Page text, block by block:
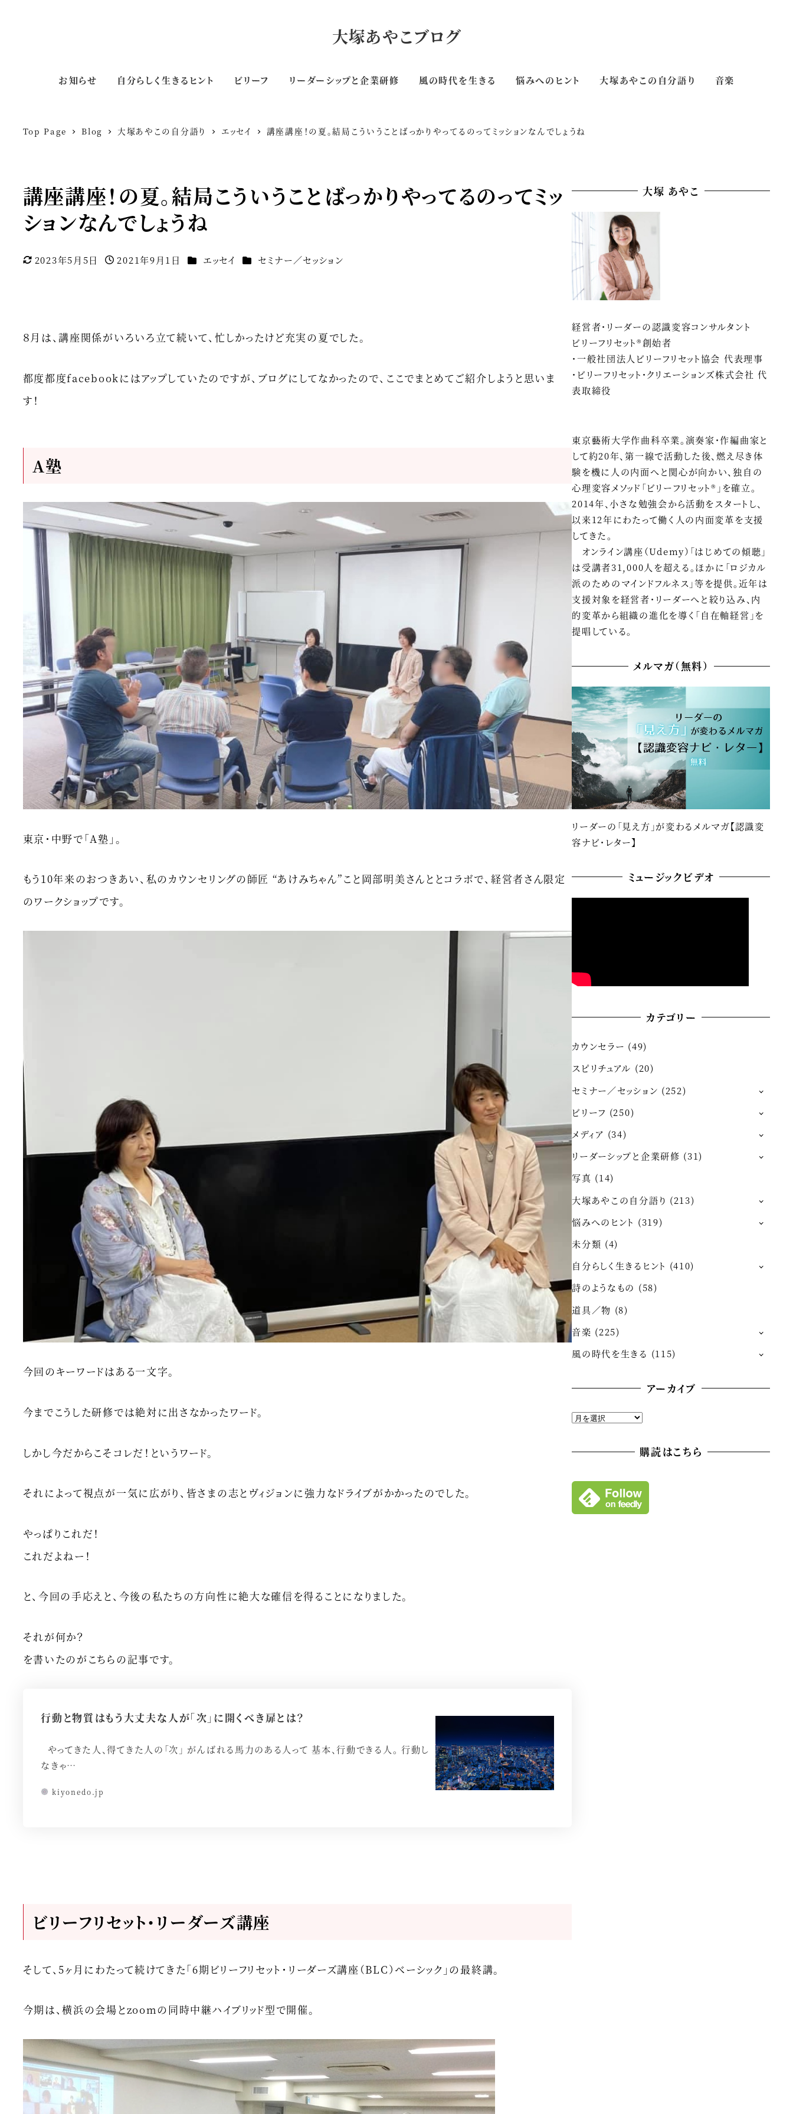
大塚あやこブログ
お知らせ 自分らしく生きるヒント ビリーフ リーダーシップと企業研修 風の時代を生きる 悩みへのヒント 大塚あやこの自分語り 音楽
Top Page Blog 大塚あやこの自分語り エッセイ 講座講座！の夏。結局こういうことばっかりやってるのってミッションなんでしょうね
講座講座！の夏。結局こういうことばっかりやってるのってミッ
ションなんでしょうね
更新日
2023年5月5日
投稿日
2021年9月1日 カテゴリー
エッセイ カテゴリー
セミナー／セッション
８月は、講座関係がいろいろ立て続いて、忙しかったけど充実の夏でした。
都度都度facebookにはアップしていたのですが、ブログにしてなかったので、ここでまとめてご紹介しようと思いま
す！
A塾
東京・中野で「A塾」。
もう10年来のおつきあい、私のカウンセリングの師匠 “あけみちゃん”こと岡部明美さんととコラボで、経営者さん限定
のワークショップです。
今回のキーワードはある一文字。
今までこうした研修では絶対に出さなかったワード。
しかし今だからこそコレだ！というワード。
それによって視点が一気に広がり、皆さまの志とヴィジョンに強力なドライブがかかったのでした。
やっぱりこれだ！
これだよねー！
と、今回の手応えと、今後の私たちの方向性に絶大な確信を得ることになりました。
それが何か？
を書いたのがこちらの記事です。
行動と物質はもう大丈夫な人が「次」に開くべき扉とは？
やってきた人、得てきた人の「次」 がんばれる馬力のある人って 基本、行動できる人。 行動し
なきゃ…
kiyonedo.jp
ビリーフリセット・リーダーズ講座
そして、5ヶ月にわたって続けてきた「6期ビリーフリセット・リーダーズ講座（BLC）ベーシック」の最終講。
今期は、横浜の会場とzoomの同時中継ハイブリッド型で開催。
大塚 あやこ
経営者・リーダーの認識変容コンサルタント
ビリーフリセット®創始者
・一般社団法人ビリーフリセット協会 代表理事
・ビリーフリセット・クリエーションズ株式会社 代
表取締役
東京藝術大学作曲科卒業。演奏家・作編曲家と
して約20年、第一線で活動した後、燃え尽き体
験を機に人の内面へと関心が向かい、独自の
心理変容メソッド「ビリーフリセット®」を確立。
2014年、小さな勉強会から活動をスタートし、
以来12年にわたって働く人の内面変革を支援
してきた。
オンライン講座（Udemy）「はじめての傾聴」
は受講者31,000人を超える。ほかに「ロジカル
派のためのマインドフルネス」等を提供。近年は
支援対象を経営者・リーダーへと絞り込み、内
的変革から組織の進化を導く「自在軸経営」を
提唱している。
メルマガ（無料）
リーダーの「見え方」が変わるメルマガ【認識変
容ナビ・レター】
ミュージックビデオ
カテゴリー
カウンセラー (49)
スピリチュアル (20)
セミナー／セッション (252)
ビリーフ (250)
メディア (34)
リーダーシップと企業研修 (31)
写真 (14)
大塚あやこの自分語り (213)
悩みへのヒント (319)
未分類 (4)
自分らしく生きるヒント (410)
詩のようなもの (58)
道具／物 (8)
音楽 (225)
風の時代を生きる (115)
アーカイブ
ア
ブ
購読はこちら